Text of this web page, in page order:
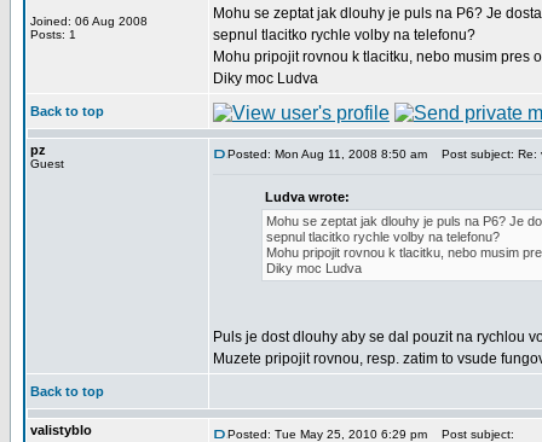
Joined: 06 Aug 2008
Posts: 1
Mohu se zeptat jak dlouhy je puls na P6? Je
sepnul tlacitko rychle volby na telefonu?
Mohu pripojit rovnou k tlacitku, nebo musim pres
Diky moc Ludva
Back to top
pz
Guest
Posted: Mon Aug 11, 2008 8:50 am Post subject: Re:
Ludva wrote:
Mohu se zeptat jak dlouhy je puls na P6? Je
sepnul tlacitko rychle volby na telefonu?
Mohu pripojit rovnou k tlacitku, nebo musim
Diky moc Ludva
Puls je dost dlouhy aby se dal pouzit na rychlou
Muzete pripojit rovnou, resp. zatim to vsude
Back to top
valistyblo Posted: Tue May 25, 2010 6:29 pm Post subject: